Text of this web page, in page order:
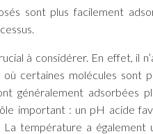
sont plus facilement
à considérer. En effet, il
certaines molécules sont
généralement adsorbées
important : un pH acide
température a